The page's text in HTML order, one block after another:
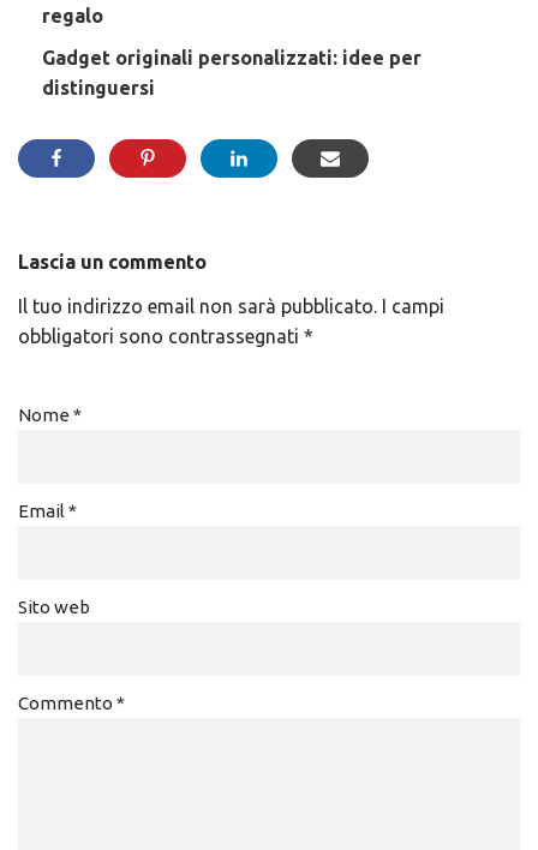
regalo
Gadget originali personalizzati: idee per
distinguersi
Lascia un commento
Il tuo indirizzo email non sarà pubblicato.
I campi
obbligatori sono contrassegnati *
Nome *
Email *
Sito web
Commento *